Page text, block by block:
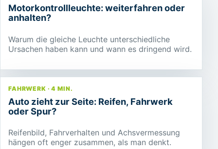
Motorkontrollleuchte: weiterfahren oder
anhalten?
Warum die gleiche Leuchte unterschiedliche
Ursachen haben kann und wann es dringend wird.
FAHRWERK · 4 MIN.
Auto zieht zur Seite: Reifen, Fahrwerk
oder Spur?
Reifenbild, Fahrverhalten und Achsvermessung
hängen oft enger zusammen, als man denkt.